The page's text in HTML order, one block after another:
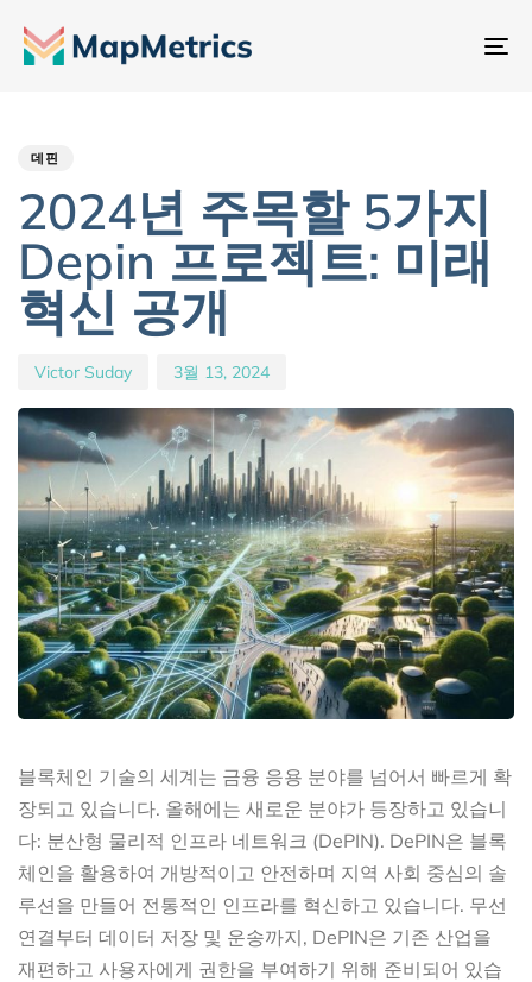
내
데핀
2024년 주목할 5가지
Depin 프로젝트: 미래
혁신 공개
Victor Suday 3월 13, 2024
블록체인 기술의 세계는 금융 응용 분야를 넘어서 빠르게 확
장되고 있습니다. 올해에는 새로운 분야가 등장하고 있습니
다: 분산형 물리적 인프라 네트워크 (DePIN). DePIN은 블록
체인을 활용하여 개방적이고 안전하며 지역 사회 중심의 솔
루션을 만들어 전통적인 인프라를 혁신하고 있습니다. 무선
연결부터 데이터 저장 및 운송까지, DePIN은 기존 산업을
재편하고 사용자에게 권한을 부여하기 위해 준비되어 있습